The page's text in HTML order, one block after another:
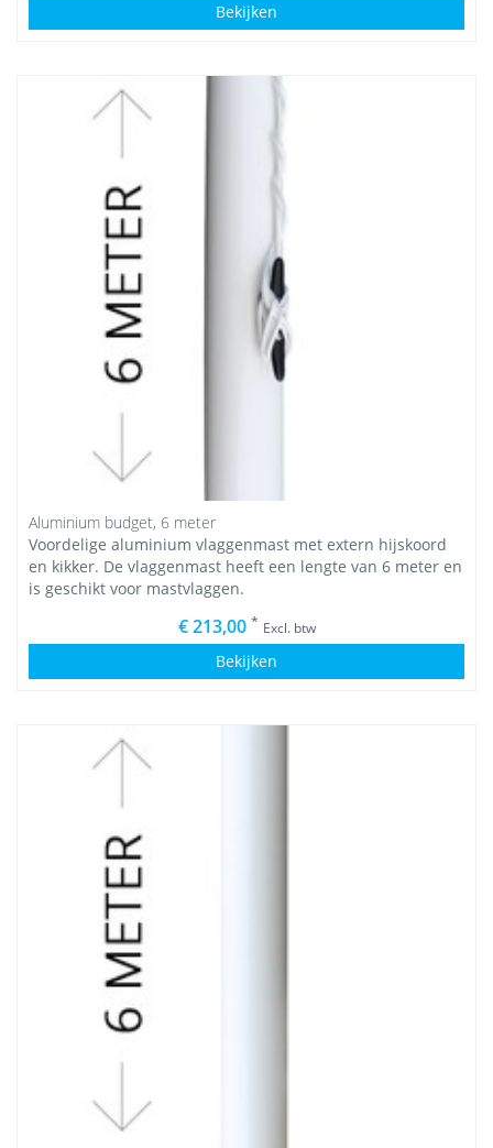
Bekijken
Aluminium budget, 6 meter
Voordelige aluminium vlaggenmast met extern hijskoord
en kikker. De vlaggenmast heeft een lengte van 6 meter en
is geschikt voor mastvlaggen.
€ 213,00 * Excl. btw
Bekijken